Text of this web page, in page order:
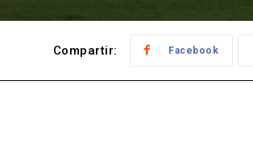
Compartir: Facebook